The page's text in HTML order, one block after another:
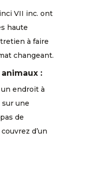
VII inc. ont
haute
à faire
changeant.
:
endroit à
sur une
de
d’un